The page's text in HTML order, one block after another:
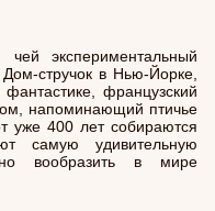
экспериментальный
стручок в Нью-Йорке,
французский
напоминающий птичье
уже 400 лет собираются
самую удивительную
вообразить в мире